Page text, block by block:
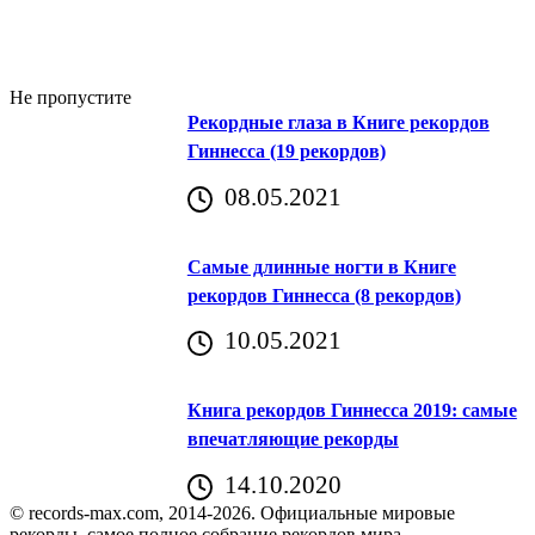
Не пропустите
Рекордные глаза в Книге рекордов
Гиннесса (19 рекордов)
08.05.2021
Самые длинные ногти в Книге
рекордов Гиннесса (8 рекордов)
10.05.2021
Книга рекордов Гиннесса 2019: самые
впечатляющие рекорды
14.10.2020
© records-max.com, 2014-2026. Официальные мировые